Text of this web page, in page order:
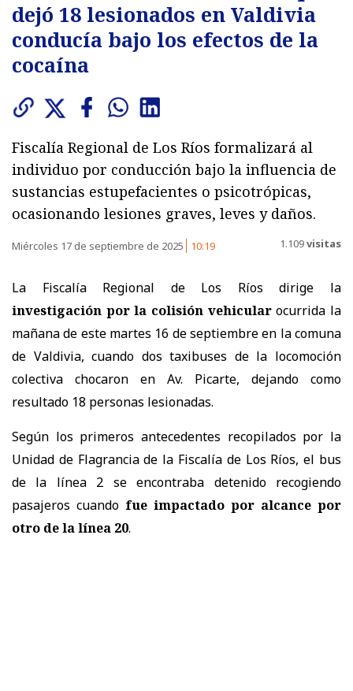
dejó 18 lesionados en Valdivia
conducía bajo los efectos de la
cocaína
Fiscalía Regional de Los Ríos formalizará al
individuo por conducción bajo la influencia de
sustancias estupefacientes o psicotrópicas,
ocasionando lesiones graves, leves y daños.
Miércoles 17 de septiembre de 2025 10:19 1.109visitas
La Fiscalía Regional de Los Ríos dirige la
investigación por la colisión vehicularocurrida la
mañana de este martes 16 de septiembre en la comuna
de Valdivia, cuando dos taxibuses de la locomoción
colectiva chocaron en Av. Picarte, dejando como
resultado 18 personas lesionadas.
Según los primeros antecedentes recopilados por la
Unidad de Flagrancia de la Fiscalía de Los Ríos, el bus
de la línea 2 se encontraba detenido recogiendo
pasajeros cuando fue impactado por alcance por
otro de la línea 20.